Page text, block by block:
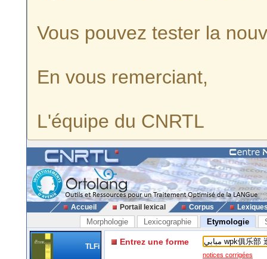
Vous pouvez tester la
En vous remerciant,
L'équipe du CNRTL
Accueil Portail lexical Corpus
Morphologie Lexicographie Etymologie
TLFi Entrez une forme
notices corrigées